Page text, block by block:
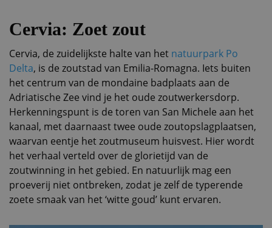
Cervia: Zoet zout
Cervia, de zuidelijkste halte van het natuurpark Po
Delta, is de zoutstad van Emilia-Romagna. Iets buiten
het centrum van de mondaine badplaats aan de
Adriatische Zee vind je het oude zoutwerkersdorp.
Herkenningspunt is de toren van San Michele aan het
kanaal, met daarnaast twee oude zoutopslagplaatsen,
waarvan eentje het zoutmuseum huisvest. Hier wordt
het verhaal verteld over de glorietijd van de
zoutwinning in het gebied. En natuurlijk mag een
proeverij niet ontbreken, zodat je zelf de typerende
zoete smaak van het ‘witte goud’ kunt ervaren.